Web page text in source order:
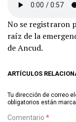
No se registraron
raíz de la
de Ancud.
ARTÍCULOS
Tu dirección de correo
obligatorios están
Comentario *